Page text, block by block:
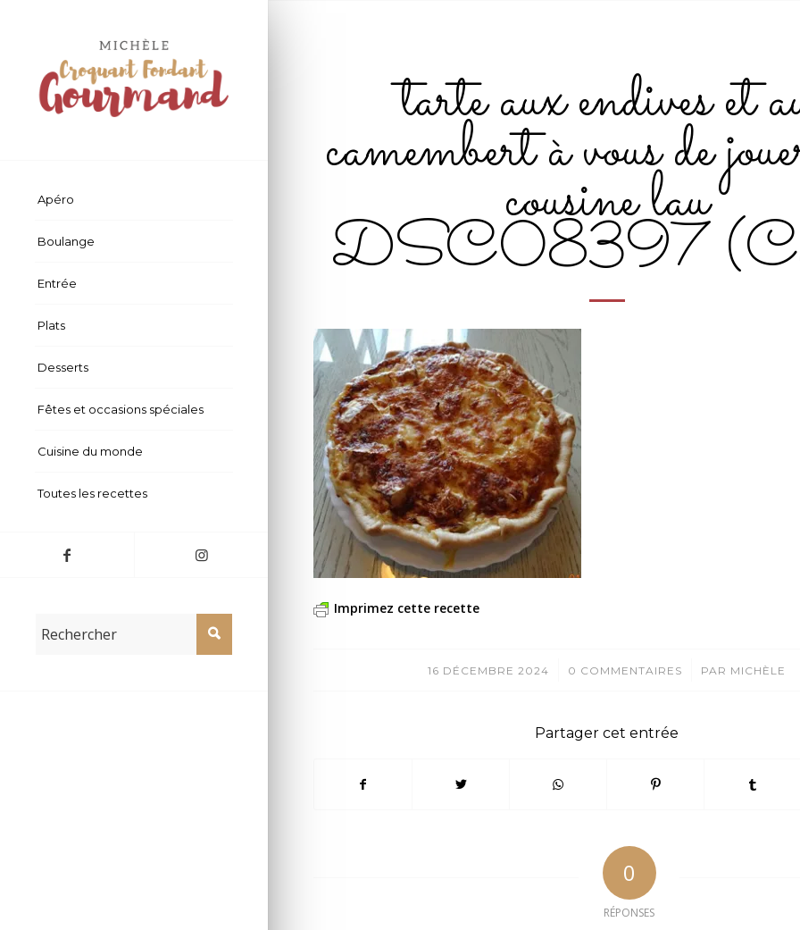
Apéro
Boulange
Entrée
Plats
Desserts
Fêtes et occasions spéciales
Cuisine du monde
Toutes les recettes
tarte aux endives et
camembert à vous de
cousine lau
DSC08397
Imprimez cette recette
16 DÉCEMBRE 2024
/ 0 COMMENTAIRES
/ PAR MICHÈLE
Partager cet entrée
0
RÉPONSES